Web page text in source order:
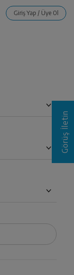
Görüş İletin